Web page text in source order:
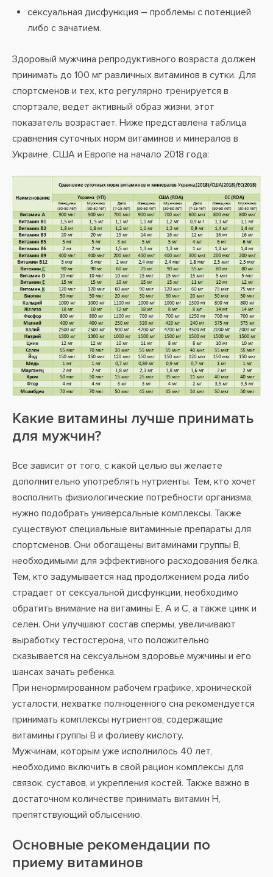
сексуальная дисфункция – проблемы с потенцией
либо с зачатием.
Здоровый мужчина репродуктивного возраста должен
принимать до 100 мг различных витаминов в сутки. Для
спортсменов и тех, кто регулярно тренируется в
спортзале, ведет активный образ жизни, этот
показатель возрастает. Ниже представлена таблица
сравнения суточных норм витаминов и минералов в
Украине, США и Европе на начало 2018 года:
Какие витамины лучше принимать
для мужчин?
Все зависит от того, с какой целью вы желаете
дополнительно употреблять нутриенты. Тем, кто хочет
восполнить физиологические потребности организма,
нужно подобрать универсальные комплексы. Также
существуют специальные витаминные препараты для
спортсменов. Они обогащены витаминами группы В,
необходимыми для эффективного расходования белка.
Тем, кто задумывается над продолжением рода либо
страдает от сексуальной дисфункции, необходимо
обратить внимание на витамины Е, А и С, а также цинк и
селен. Они улучшают состав спермы, увеличивают
выработку тестостерона, что положительно
сказывается на сексуальном здоровье мужчины и его
шансах зачать ребенка.
При ненормированном рабочем графике, хронической
усталости, нехватке полноценного сна рекомендуется
принимать комплексы нутриентов, содержащие
витамины группы В и фолиеву кислоту.
Мужчинам, которым уже исполнилось 40 лет,
необходимо включить в свой рацион комплексы для
связок, суставов, и укрепления костей. Также важно в
достаточном количестве принимать витамин Н,
препятствующий облысению.
Основные рекомендации по
приему витаминов